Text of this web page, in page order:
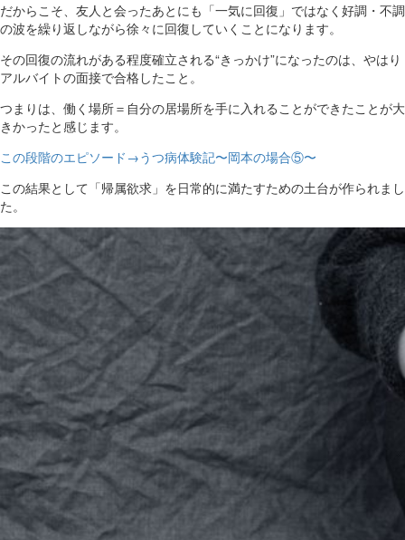
だからこそ、友人と会ったあとにも「一気に回復」ではなく好調・不調
の波を繰り返しながら徐々に回復していくことになります。
その回復の流れがある程度確立される“きっかけ”になったのは、やはり
アルバイトの面接で合格したこと。
つまりは、働く場所＝自分の居場所を手に入れることができたことが大
きかったと感じます。
この段階のエピソード→うつ病体験記〜岡本の場合⑤〜
この結果として「帰属欲求」を日常的に満たすための土台が作られまし
た。